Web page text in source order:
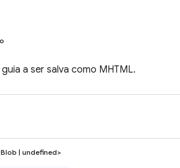
a ser salva como MHTML.
| undefined>